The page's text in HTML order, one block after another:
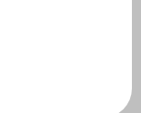
14,5.
город